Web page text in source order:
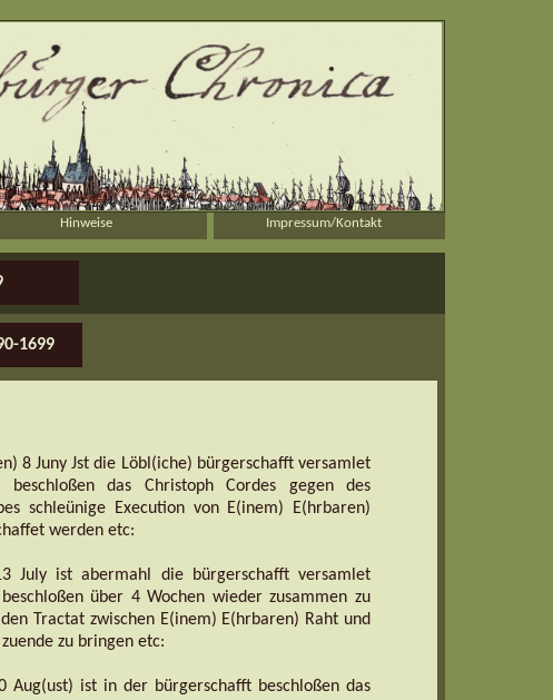
Impressum/Kontakt
Hinweise
1699
8 Juny Jst die Löbl(iche) bürgerschafft versamlet
beschloßen das Christoph Cordes gegen des
schleünige Execution von E(inem) E(hrbaren)
werden etc:
July ist abermahl die bürgerschafft versamlet
über 4 Wochen wieder zusammen zu
Tractat zwischen E(inem) E(hrbaren) Raht und
zu bringen etc:
Aug(ust) ist in der bürgerschafft beschloßen das